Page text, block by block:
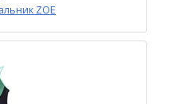
ZOE